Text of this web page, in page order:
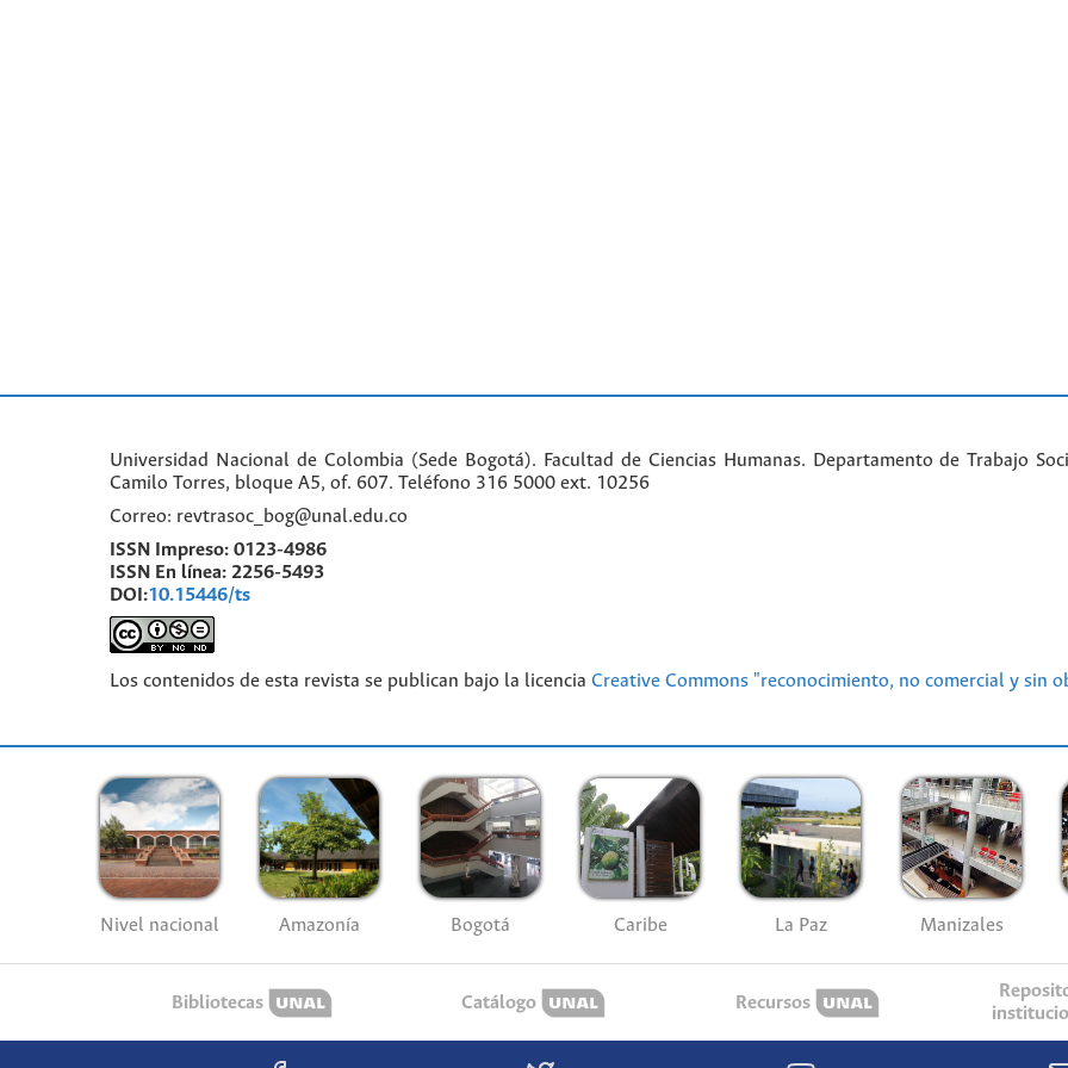
Universidad Nacional de Colombia (Sede Bogotá). Facultad de Ciencias Humanas. Departamento de Trabajo
Camilo Torres, bloque A5, of. 607. Teléfono 316 5000 ext. 10256
Correo: revtrasoc_bog@unal.edu.co
ISSN Impreso: 0123-4986
ISSN En línea: 2256-5493
DOI:10.15446/ts
Los contenidos de esta revista se publican bajo la licencia Creative Commons "reconocimiento, no comercial y sin
Nivel nacional Amazonía Bogotá Caribe La Paz Manizales
Bibliotecas Catálogo Recursos